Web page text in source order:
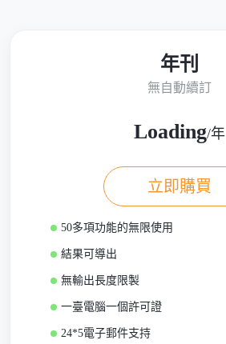
年刊
無自動續訂
Loading/年
立即購買
50多項功能的無限使用
結果可導出
無輸出長度限製
一臺電腦一個許可證
24*5電子郵件支持